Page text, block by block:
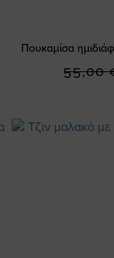
Πουκαμίσα
55,00